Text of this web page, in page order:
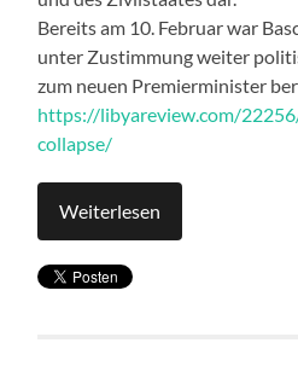
Bereits am 10. Februar war
unter Zustimmung weiter
zum neuen Premierminister
https://libyareview.com/
collapse/
Weiterlesen